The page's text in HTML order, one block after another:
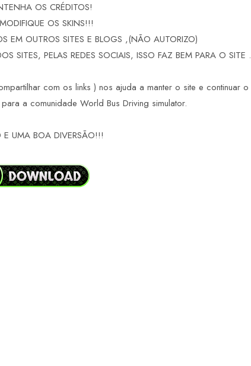
OS CRÉDITOS!
OS SKINS!!!
EM OUTROS SITES E BLOGS ,(NÃO AUTORIZO)
SITES, PELAS REDES SOCIAIS, ISSO FAZ BEM PARA O SITE .
com os links ) nos ajuda a manter o site e continuar o
a comunidade World Bus Driving simulator.
E UMA BOA DIVERSÃO!!!